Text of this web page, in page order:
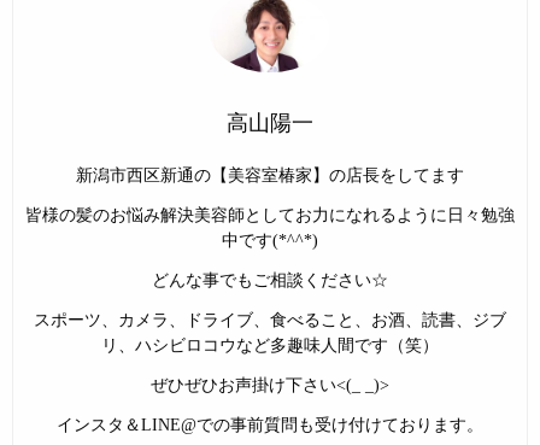
高山陽一
新潟市西区新通の【美容室椿家】の店長をしてます
皆様の髪のお悩み解決美容師としてお力になれるように日々勉強
中です(*^^*)
どんな事でもご相談ください☆
スポーツ、カメラ、ドライブ、食べること、お酒、読書、ジブ
リ、ハシビロコウなど多趣味人間です（笑）
ぜひぜひお声掛け下さい<(_ _)>
インスタ＆LINE@での事前質問も受け付けております。